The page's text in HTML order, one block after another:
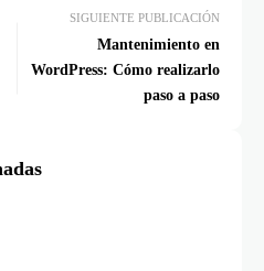
SIGUIENTE PUBLICACIÓN
Mantenimiento en
WordPress: Cómo realizarlo
paso a paso